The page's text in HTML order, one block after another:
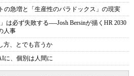
の急増と「生産性のパラドックス」の現実
は必ず失敗する----Josh Bersinが描くHR 2030
人事
方、とでも言うか
に、個別は人間に